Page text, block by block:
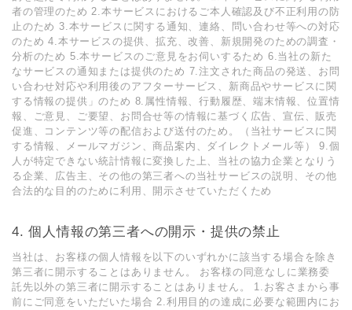
者の管理のため 2.本サービスにおけるご本人確認及び不正利用の防
止のため 3.本サービスに関する通知、連絡、問い合わせ等への対応
のため 4.本サービスの提供、拡充、改善、新規開発のための調査・
分析のため 5.本サービスのご意見をお伺いするため 6.当社の新た
なサービスの通知または提供のため 7.注文された商品の発送、お問
い合わせ対応や利用後のアフターサービス、新商品やサービスに関
する情報の提供」のため 8.属性情報、行動履歴、端末情報、位置情
報、ご意見、ご要望、お問合せ等の情報に基づく広告、宣伝、販売
促進、コンテンツ等の配信および送付のため。（当社サービスに関
する情報、メールマガジン、商品案内、ダイレクトメール等） 9.個
人が特定できない統計情報に変換した上、当社の協力企業となりう
る企業、広告主、その他の第三者への当社サービスの説明、その他
合法的な目的のために利用、開示させていただくため
個人情報の第三者への開示・提供の禁止
当社は、お客様の個人情報を以下のいずれかに該当する場合を除き
第三者に開示することはありません。 お客様の同意なしに業務委
託先以外の第三者に開示することはありません。 1.お客さまから事
前にご同意をいただいた場合 2.利用目的の達成に必要な範囲内にお